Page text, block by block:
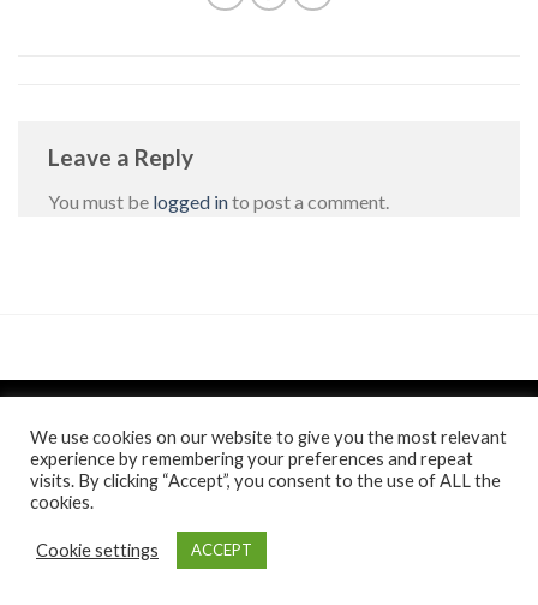
Leave a Reply
You must be logged into post a comment.
Politica de confidentialitatesiPolitica de cookie/Anunt/
Toate drepturile rezervate 2026 ©
realizat de
We use cookies on our website to give you the most relevant
experience by remembering your preferences and repeat
visits. By clicking “Accept”, you consent to the use of ALL the
cookies.
Cookie settings ACCEPT